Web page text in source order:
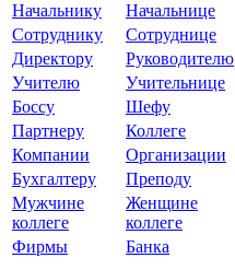
Начальнику
Начальнице
Сотруднику
Сотруднице
Директору
Руководителю
Учителю
Учительнице
Боссу
Шефу
Партнеру
Коллеге
Компании
Организации
Бухгалтеру
Преподу
Мужчине
коллеге
Женщине
коллеге
Фирмы
Банка